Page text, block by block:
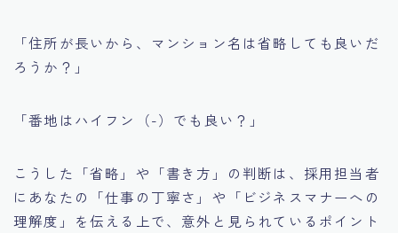
「住所が長いから、マンション名は省略しても良いだ
ろうか？」
「番地はハイフン（-）でも良い？」
こうした「省略」や「書き方」の判断は、採用担当者
にあなたの「仕事の丁寧さ」や「ビジネスマナーへの
理解度」を伝える上で、意外と見られているポイント